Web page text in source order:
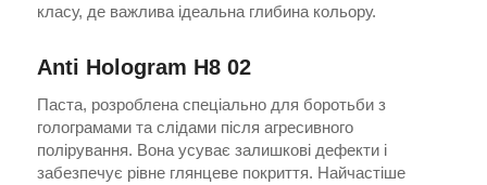
класу, де важлива ідеальна глибина кольору.
Anti Hologram H8 02
Паста, розроблена спеціально для боротьби з
голограмами та слідами після агресивного
полірування. Вона усуває залишкові дефекти і
забезпечує рівне глянцеве покриття. Найчастіше